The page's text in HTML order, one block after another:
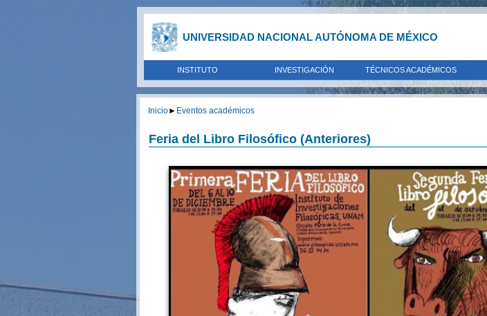
UNIVERSIDAD NACIONAL AUTÓNOMA DE MÉXICO
INSTITUTO INVESTIGACIÓN TÉCNICOS ACADÉMICOS
Inicio► Eventos académicos
Feria del Libro Filosófico (Anteriores)